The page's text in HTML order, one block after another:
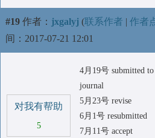
#19 作者： jxgalyj (联系作者 | 作者
间：2017-07-21 12:01
对我有帮助
5
4月19号 submitted to
journal
5月23号 revise
6月1号 resubmitted
7月11号 accept